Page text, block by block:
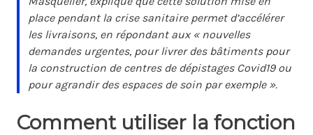
place pendant la crise sanitaire permet d’accélérer
les livraisons, en répondant aux « nouvelles
demandes urgentes, pour livrer des bâtiments pour
la construction de centres de dépistages Covid19 ou
pour agrandir des espaces de soin par exemple».
Comment utiliser la fonction